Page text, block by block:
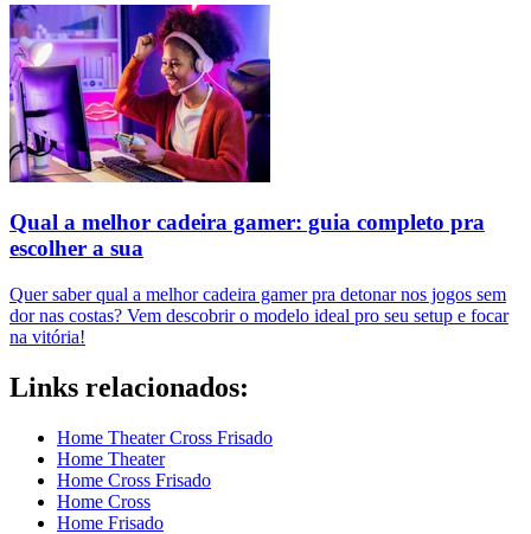
Qual a melhor cadeira gamer: guia completo pra
escolher a sua
Quer saber qual a melhor cadeira gamer pra detonar nos jogos sem
dor nas costas? Vem descobrir o modelo ideal pro seu setup e focar
na vitória!
Links relacionados:
Home Theater Cross Frisado
Home Theater
Home Cross Frisado
Home Cross
Home Frisado